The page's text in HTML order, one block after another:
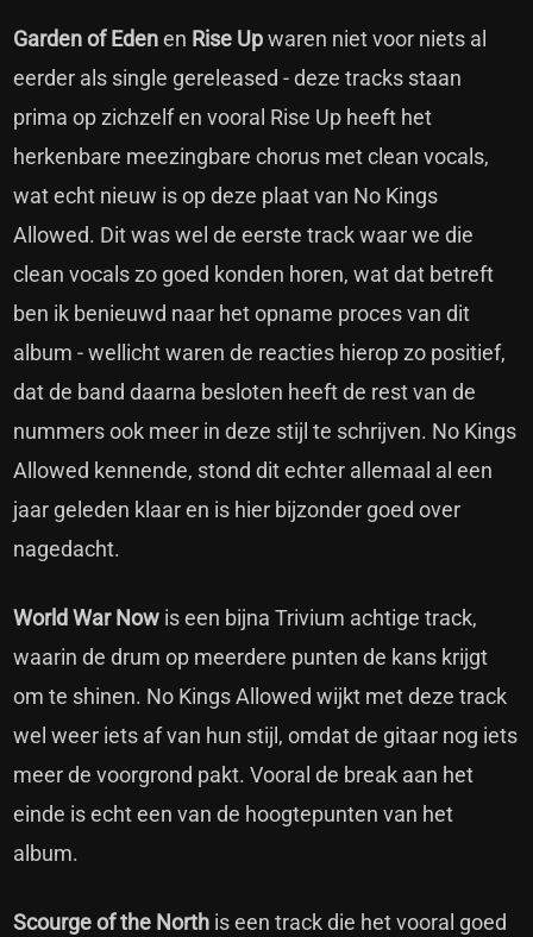
Garden of Edenen Rise Upwaren niet voor niets al
eerder als single gereleased - deze tracks staan
prima op zichzelf en vooral Rise Up heeft het
herkenbare meezingbare chorus met clean vocals,
wat echt nieuw is op deze plaat van No Kings
Allowed. Dit was wel de eerste track waar we die
clean vocals zo goed konden horen, wat dat betreft
ben ik benieuwd naar het opname proces van dit
album - wellicht waren de reacties hierop zo positief,
dat de band daarna besloten heeft de rest van de
nummers ook meer in deze stijl te schrijven. No Kings
Allowed kennende, stond dit echter allemaal al een
jaar geleden klaar en is hier bijzonder goed over
nagedacht.
World War Now is een bijna Trivium achtige track,
waarin de drum op meerdere punten de kans krijgt
om te shinen. No Kings Allowed wijkt met deze track
wel weer iets af van hun stijl, omdat de gitaar nog iets
meer de voorgrond pakt. Vooral de break aan het
einde is echt een van de hoogtepunten van het
album.
Scourge of the North is een track die het vooral goed